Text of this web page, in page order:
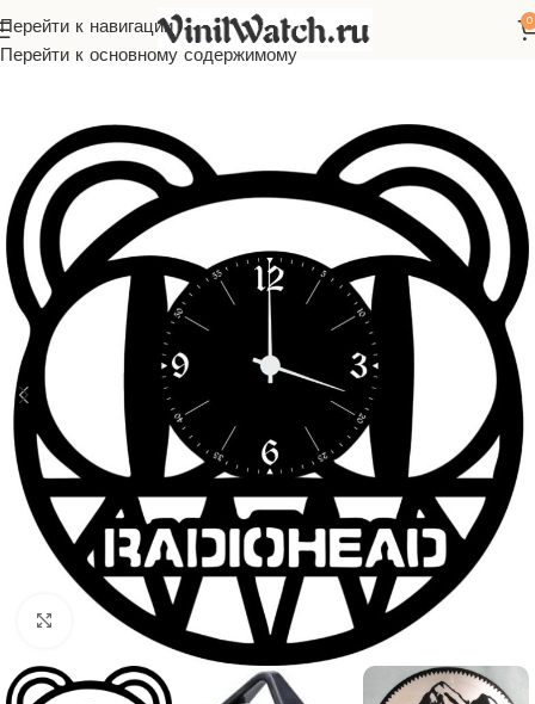
Перейти к навигации
Перейти к основному содержимому
0
Часы из виниловой пластинки Зарубежная музыка
Нажмите, чтобы увеличить